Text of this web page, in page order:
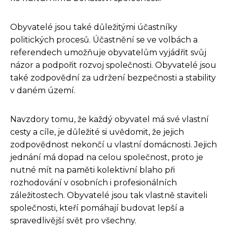
Obyvatelé jsou také důležitými účastníky
politických procesů. Účastnění se ve volbách a
referendech umožňuje obyvatelům vyjádřit svůj
názor a podpořit rozvoj společnosti. Obyvatelé jsou
také zodpovědní za udržení bezpečnosti a stability
v daném území.
Navzdory tomu, že každý obyvatel má své vlastní
cesty a cíle, je důležité si uvědomit, že jejich
zodpovědnost nekončí u vlastní domácnosti. Jejich
jednání má dopad na celou společnost, proto je
nutné mít na paměti kolektivní blaho při
rozhodování v osobních i profesionálních
záležitostech. Obyvatelé jsou tak vlastně staviteli
společnosti, kteří pomáhají budovat lepší a
spravedlivější svět pro všechny.